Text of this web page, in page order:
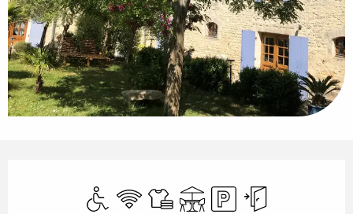
Acceso para minusválidos
Wifi Sábanas y ropa de cama
TerrazaAparcamiento
Entrada